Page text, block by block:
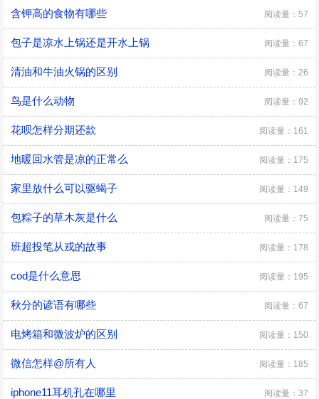
含钾高的食物有哪些 阅读量：57
包子是凉水上锅还是开水上锅 阅读量：67
清油和牛油火锅的区别 阅读量：26
鸟是什么动物 阅读量：92
花呗怎样分期还款 阅读量：161
地暖回水管是凉的正常么 阅读量：175
家里放什么可以驱蝎子 阅读量：149
包粽子的草木灰是什么 阅读量：75
班超投笔从戎的故事 阅读量：178
cod是什么意思 阅读量：195
秋分的谚语有哪些 阅读量：67
电烤箱和微波炉的区别 阅读量：150
微信怎样@所有人 阅读量：185
iphone11耳机孔在哪里 阅读量：37